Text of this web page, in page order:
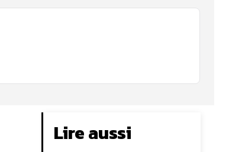
Lire aussi